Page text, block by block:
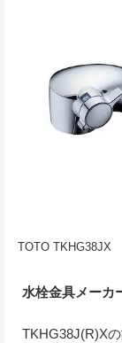
TOTO TKHG38JX
水栓金具メーカ
TKHG38J(R)X